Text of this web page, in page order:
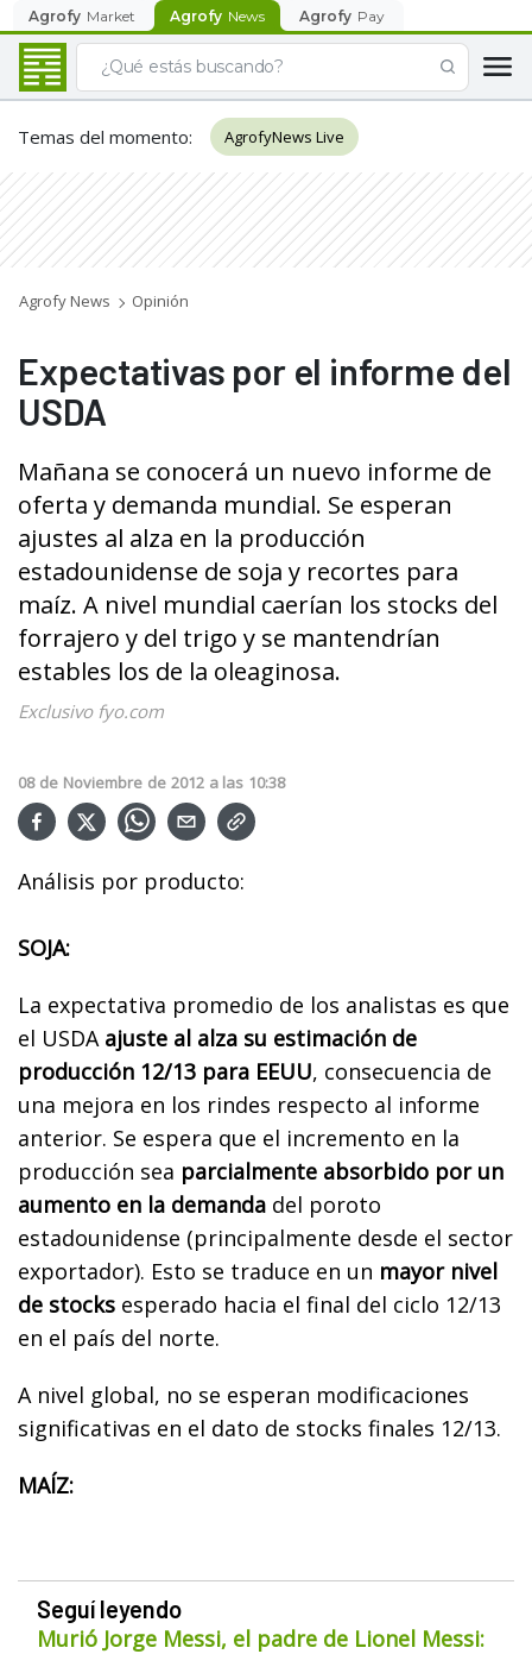
Agrofy Market Agrofy News Agrofy Pay
Temas del momento: AgrofyNews Live
Agrofy News Opinión
Expectativas por el informe del
USDA
Mañana se conocerá un nuevo informe de
oferta y demanda mundial. Se esperan
ajustes al alza en la producción
estadounidense de soja y recortes para
maíz. A nivel mundial caerían los stocks del
forrajero y del trigo y se mantendrían
estables los de la oleaginosa.
Exclusivo fyo.com
08 de Noviembre de 2012 a las 10:38
Análisis por producto:
SOJA:
La expectativa promedio de los analistas es que
el USDA ajuste al alza su estimación de
producción 12/13 para EEUU, consecuencia de
una mejora en los rindes respecto al informe
anterior. Se espera que el incremento en la
producción sea parcialmente absorbido por un
aumento en la demanda del poroto
estadounidense (principalmente desde el sector
exportador). Esto se traduce en un mayor nivel
de stocks esperado hacia el final del ciclo 12/13
en el país del norte.
A nivel global, no se esperan modificaciones
significativas en el dato de stocks finales 12/13.
MAÍZ:
Seguí leyendo
Murió Jorge Messi, el padre de Lionel Messi: